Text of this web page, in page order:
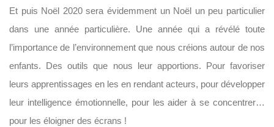
Et puis Noël 2020 sera évidemment un Noël un peu particulier
dans une année particulière. Une année qui a révélé toute
l’importance de l’environnement que nous créions autour de nos
enfants. Des outils que nous leur apportions. Pour favoriser
leurs apprentissages en les en rendant acteurs, pour développer
leur intelligence émotionnelle, pour les aider à se concentrer…
pour les éloigner des écrans !